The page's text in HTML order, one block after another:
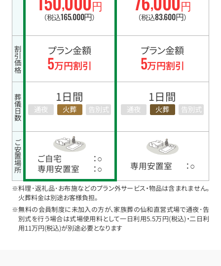
割引価格
葬儀日数
ご安置場所
円
（税込165,000円）
プラン金額
5万円割引
1日間
通夜 火葬 告別式
ご自宅
：○
専用安置室
：○
円
（税込83,600円）
プラン金額
5万円割引
1日間
通夜 火葬 告別式
専用安置室 ：○
※料理･返礼品･お布施などのプラン外サービス・物品は含まれません。
火葬料金は別途お客様負担。
※無料の会員制度に未加入の方が、家族葬の仙和直営式場で通夜･告
別式を行う場合は式場使用料として一日利用5.5万円(税込)・二日利
用11万円(税込)が別途必要となります